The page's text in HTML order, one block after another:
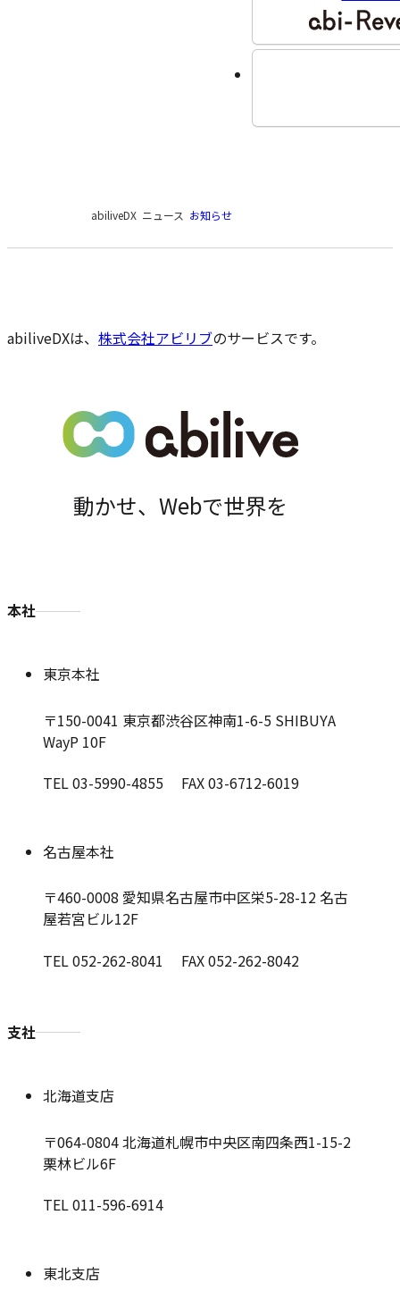
の
の
abiliveDX ニュース お知らせ
abiliveDXは、 株式会社アビリブのサービスです。
動かせ、Webで世界を
本社
東京本社
〒150-0041 東京都渋谷区神南1-6-5 SHIBUYA
WayP 10F
TEL 03-5990-4855 FAX 03-6712-6019
名古屋本社
〒460-0008 愛知県名古屋市中区栄5-28-12 名古
屋若宮ビル12F
TEL 052-262-8041 FAX 052-262-8042
支社
北海道支店
〒064-0804北海道札幌市中央区南四条西1-15-2
栗林ビル6F
TEL 011-596-6914
東北支店